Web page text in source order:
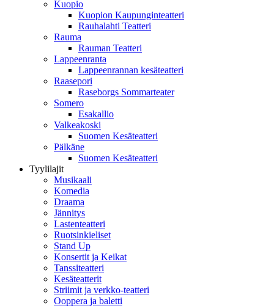
Kuopio
Kuopion Kaupunginteatteri
Rauhalahti Teatteri
Rauma
Rauman Teatteri
Lappeenranta
Lappeenrannan kesäteatteri
Raasepori
Raseborgs Sommarteater
Somero
Esakallio
Valkeakoski
Suomen Kesäteatteri
Pälkäne
Suomen Kesäteatteri
Tyylilajit
Musikaali
Komedia
Draama
Jännitys
Lastenteatteri
Ruotsinkieliset
Stand Up
Konsertit ja Keikat
Tanssiteatteri
Kesäteatterit
Striimit ja verkko-teatteri
Ooppera ja baletti